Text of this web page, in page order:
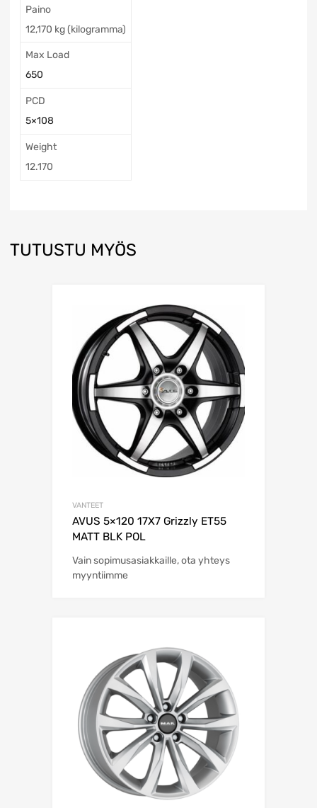
Paino
12,170 kg (kilogramma)
Max Load
650
PCD
5×108
Weight
12.170
TUTUSTU MYÖS
VANTEET
AVUS 5×120 17X7 Grizzly ET55
MATT BLK POL
Vain sopimusasiakkaille, ota yhteys
myyntiimme